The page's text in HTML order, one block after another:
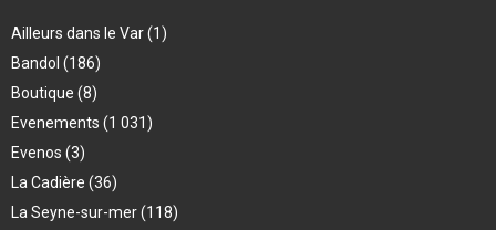
Ailleurs dans le Var(1)
Bandol (186)
Boutique (8)
Evenements (1 031)
Evenos (3)
La Cadière (36)
La Seyne-sur-mer(118)